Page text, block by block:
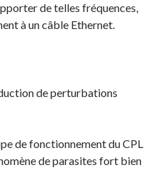
de telles fréquences,
à un câble Ethernet.
de perturbations
de fonctionnement du CPL
de parasites fort bien